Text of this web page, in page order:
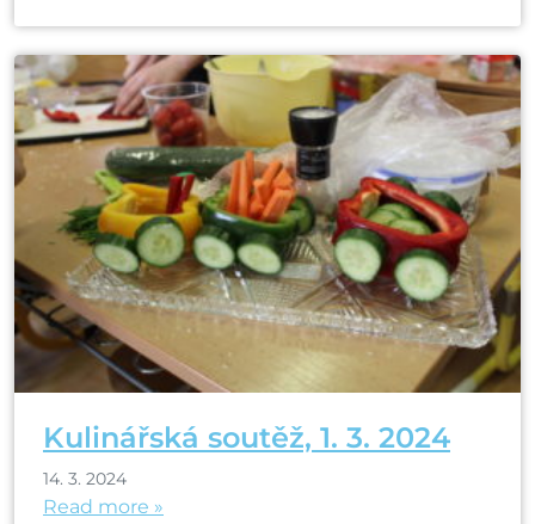
Kulinářská soutěž, 1. 3. 2024
14. 3. 2024
Read more »